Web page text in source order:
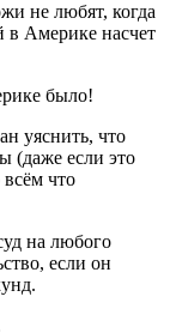
не любят, когда
в Америке насчет
было!
уяснить, что
(даже если это
что
на любого
если он